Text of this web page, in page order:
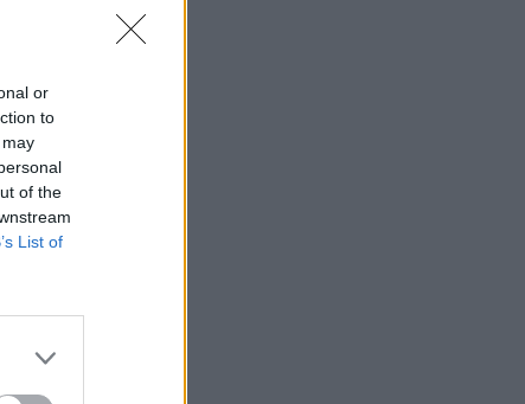
or
to
of the
List of